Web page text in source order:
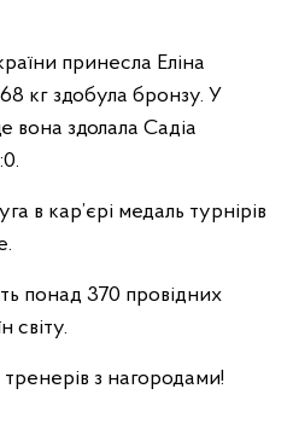
принесла Еліна
кг здобула бронзу. У
вона здолала Садіа
в кар’єрі медаль турнірів
понад 370 провідних
світу.
тренерів з нагородами!